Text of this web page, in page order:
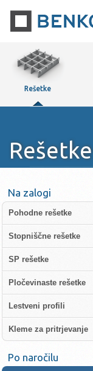
Rešetke
Rešetke
Na zalogi
Pohodne rešetke
Stopniščne rešetke
SP rešetke
Pločevinaste rešetke
Lestveni profili
Kleme za pritrjevanje
Po naročilu